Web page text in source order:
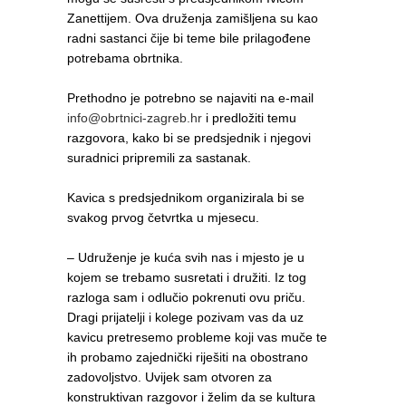
Zanettijem. Ova druženja zamišljena su kao
radni sastanci čije bi teme bile prilagođene
potrebama obrtnika.
Prethodno je potrebno se najaviti na e-mail
info@obrtnici-zagreb.hr i predložiti temu
razgovora, kako bi se predsjednik i njegovi
suradnici pripremili za sastanak.
Kavica s predsjednikom organizirala bi se
svakog prvog četvrtka u mjesecu.
– Udruženje je kuća svih nas i mjesto je u
kojem se trebamo susretati i družiti. Iz tog
razloga sam i odlučio pokrenuti ovu priču.
Dragi prijatelji i kolege pozivam vas da uz
kavicu pretresemo probleme koji vas muče te
ih probamo zajednički riješiti na obostrano
zadovoljstvo. Uvijek sam otvoren za
konstruktivan razgovor i želim da se kultura